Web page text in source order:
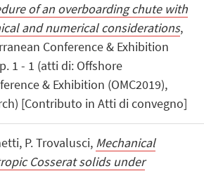
of an overboarding chute with
and numerical considerations,
Conference & Exhibition
1 - 1 (atti di: Offshore
& Exhibition (OMC2019),
[Contributo in Atti di convegno]
P. Trovalusci, Mechanical
Cosserat solids under